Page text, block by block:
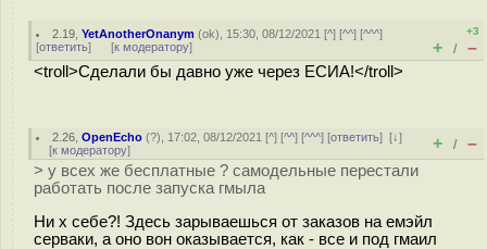
2.19 ,YetAnotherOnanym (ok), 15:30, 08/12/2021 [^] [^^] [^^^]
[ответить] [к модератору]
+3
+ / –
<troll>Сделали бы давно уже через ЕСИА!</troll>
2.26 ,OpenEcho (?), 17:02, 08/12/2021 [^] [^^] [^^^] [ответить][↓]
[к модератору] + / –
> у всех же бесплатные ? самодельные перестали
работать после запуска гмыла
Ни х себе?! Здесь зарываешься от заказов на емэйл
серваки, а оно вон оказывается, как - все и под гмаил